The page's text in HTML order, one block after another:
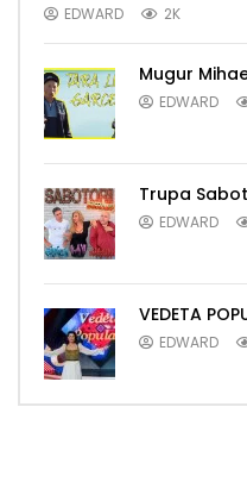
EDWARD 2K
Mugur
EDWARD
Trupa
EDWARD
VEDETA
EDWARD